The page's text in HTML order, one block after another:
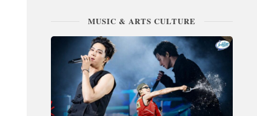
MUSIC & ARTS CULTURE